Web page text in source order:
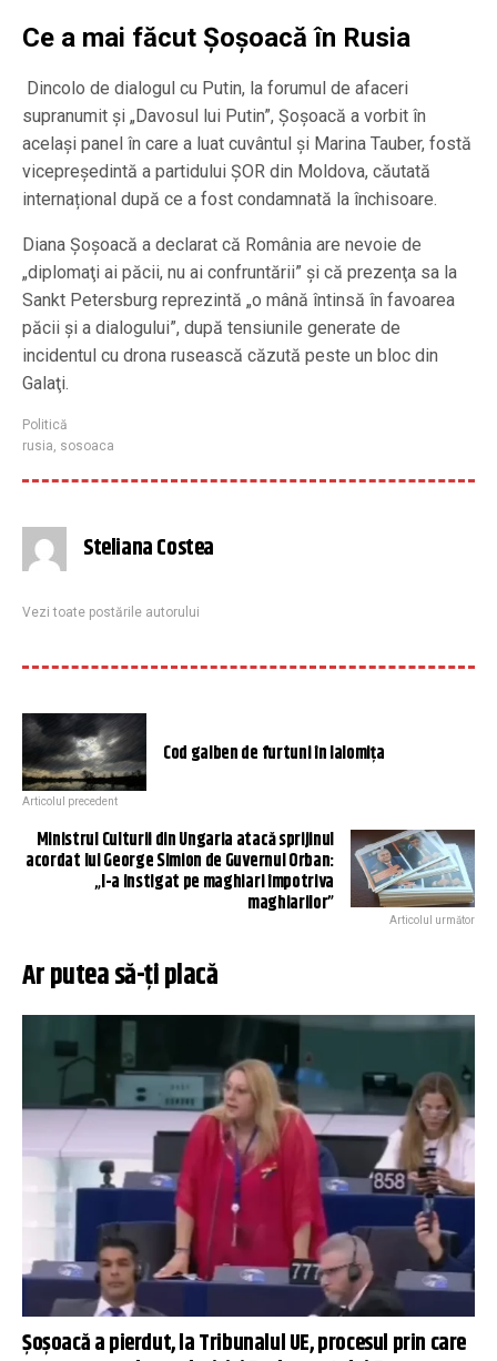
Ce a mai făcut Șoșoacă în Rusia
Dincolo de dialogul cu Putin, la forumul de afaceri
supranumit și „Davosul lui Putin”, Șoșoacă a vorbit în
același panel în care a luat cuvântul și Marina Tauber, fostă
vicepreședintă a partidului ȘOR din Moldova, căutată
internațional după ce a fost condamnată la închisoare.
Diana Șoșoacă a declarat că România are nevoie de
„diplomaţi ai păcii, nu ai confruntării” şi că prezenţa sa la
Sankt Petersburg reprezintă „o mână întinsă în favoarea
păcii şi a dialogului”, după tensiunile generate de
incidentul cu drona rusească căzută peste un bloc din
Galaţi.
Politică
rusia sosoaca
Steliana Costea
Vezi toate postările autorului
Cod galben de furtuni în Ialomiţa
Articolul precedent
Ministrul Culturii din Ungaria atacă sprijinul
acordat lui George Simion de Guvernul Orban:
„I-a instigat pe maghiari împotriva
maghiarilor”
Articolul următor
Ar putea să-ți placă
Șoșoacă a pierdut, la Tribunalul UE, procesul prin care